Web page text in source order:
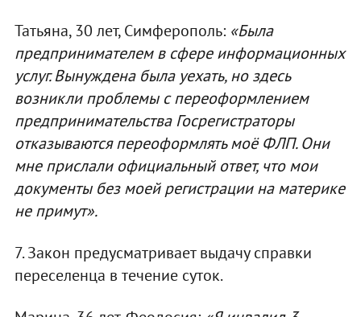
Татьяна, 30 лет, Симферополь: «Была
предпринимателем в сфере информационных
услуг. Вынуждена была уехать, но здесь
возникли проблемы с переоформлением
предпринимательства Госрегистраторы
отказываются переоформлять моё ФЛП. Они
мне прислали официальный ответ, что мои
документы без моей регистрации на материке
не примут».
7. Закон предусматривает выдачу справки
переселенца в течение суток.